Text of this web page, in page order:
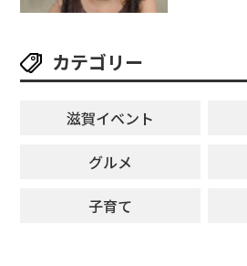
カテゴリー
滋賀イベント
グルメ
子育て